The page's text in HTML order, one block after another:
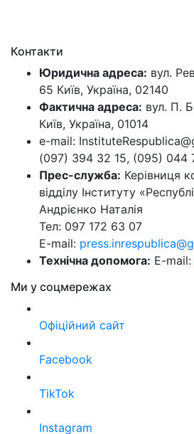
Контакти
Юридична адреса: вул.
65 Київ, Україна, 02140
Фактична адреса: вул. П.
Київ, Україна, 01014
e-mail:
(097) 394 32 15, (095) 044
Прес-служба: Керівниця
відділу Інституту
Андрієнко Наталія
Тел: 097 172 63 07
E-mail:
Технічна допомога: E-mail:
Ми у соцмережах
Офіційний сайт
Facebook
TikTok
Instagram